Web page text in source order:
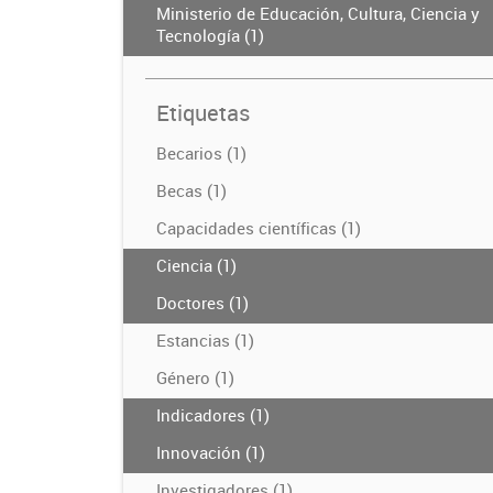
Ministerio de Educación, Cultura, Ciencia y
Tecnología (1)
Etiquetas
Becarios (1)
Becas (1)
Capacidades científicas (1)
Ciencia (1)
Doctores (1)
Estancias (1)
Género (1)
Indicadores (1)
Innovación (1)